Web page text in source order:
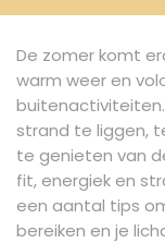
De zomer komt
warm weer en
strand te liggen,
te genieten van
fit, energiek en
een aantal tips
bereiken en je